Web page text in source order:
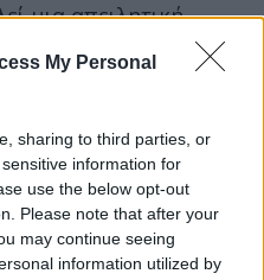
My Personal
sharing to third parties, or
information for
use the below opt-out
Please note that after your
may continue seeing
information utilized by
μια απειλητική
ασθενούς. Δεν κάνει
όλες τις...